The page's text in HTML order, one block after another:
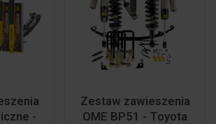
-
Zestaw zawieszenia
OME BP51 - Toyota